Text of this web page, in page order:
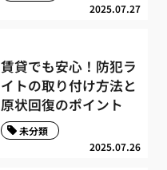
2025.07.27
賃貸でも安心！防犯ラ
イトの取り付け方法と
原状回復のポイント
2025.07.26
未分類